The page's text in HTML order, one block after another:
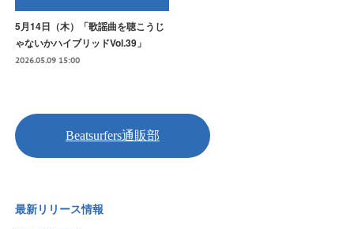
5月14日（木）「歌謡曲を聴こうじ
ゃないかハイブリッドVol.39」
2026.05.09 15:00
最新リリース情報